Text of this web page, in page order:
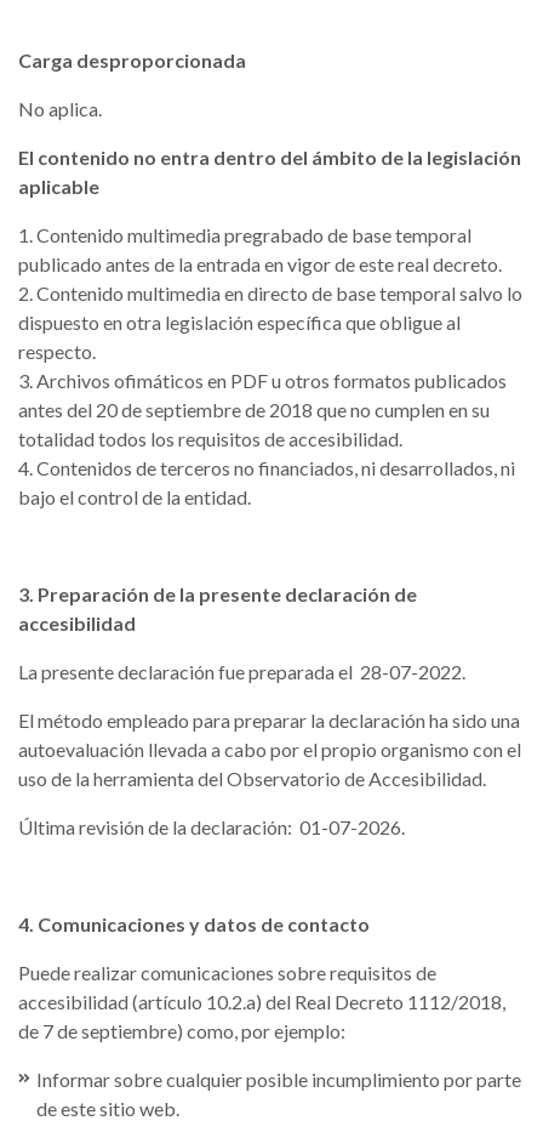
Carga desproporcionada
No aplica.
El contenido no entra dentro del ámbito de la legislación
aplicable
1. Contenido multimedia pregrabado de base temporal
publicado antes de la entrada en vigor de este real decreto.
2. Contenido multimedia en directo de base temporal salvo lo
dispuesto en otra legislación específica que obligue al
respecto.
3. Archivos ofimáticos en PDF u otros formatos publicados
antes del 20 de septiembre de 2018 que no cumplen en su
totalidad todos los requisitos de accesibilidad.
4. Contenidos de terceros no financiados, ni desarrollados, ni
bajo el control de la entidad.
3. Preparación de la presente declaración de
accesibilidad
La presente declaración fue preparada el 28-07-2022.
El método empleado para preparar la declaración ha sido una
autoevaluación llevada a cabo por el propio organismo con el
uso de la herramienta del Observatorio de Accesibilidad.
Última revisión de la declaración: 01-07-2026.
4. Comunicaciones y datos de contacto
Puede realizar comunicaciones sobre requisitos de
accesibilidad (artículo 10.2.a) del Real Decreto 1112/2018,
de 7 de septiembre) como, por ejemplo:
Informar sobre cualquier posible incumplimiento por parte
de este sitio web.